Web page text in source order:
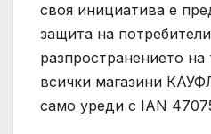
своя инициатива е
защита на
разпространението
всички магазини
само уреди с IAN